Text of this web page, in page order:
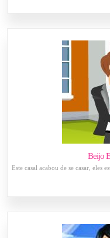
Beijo
Este casal acabou de se casar, eles